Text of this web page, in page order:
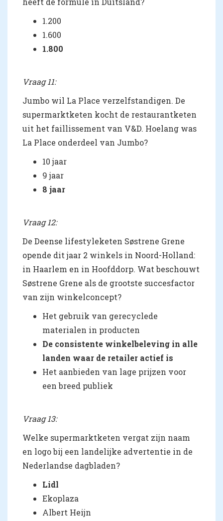
1.200
1.600
1.800
Vraag 11:
Jumbo wil La Place verzelfstandigen. De
supermarktketen kocht de restaurantketen
uit het faillissement van V&D. Hoelang was
La Place onderdeel van Jumbo?
10 jaar
9 jaar
8 jaar
Vraag 12:
De Deense lifestyleketen Søstrene Grene
opende dit jaar 2 winkels in Noord-Holland:
in Haarlem en in Hoofddorp. Wat beschouwt
Søstrene Grene als de grootste succesfactor
van zijn winkelconcept?
Het gebruik van gerecyclede
materialen in producten
De consistente winkelbeleving in alle
landen waar de retailer actief is
Het aanbieden van lage prijzen voor
een breed publiek
Vraag 13:
Welke supermarktketen vergat zijn naam
en logo bij een landelijke advertentie in de
Nederlandse dagbladen?
Lidl
Ekoplaza
Albert Heijn